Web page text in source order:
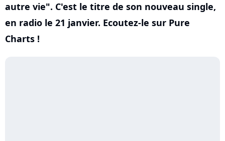
autre vie". C'est le titre de son nouveau single,
en radio le 21 janvier. Ecoutez-le sur Pure
Charts !